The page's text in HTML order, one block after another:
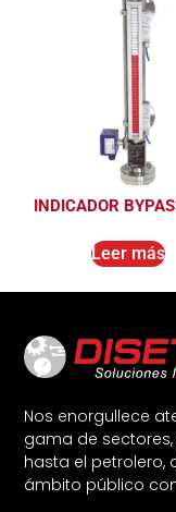
INDICADOR
Leer más
Nos enorgullece
gama de
hasta el petrolero,
ámbito público